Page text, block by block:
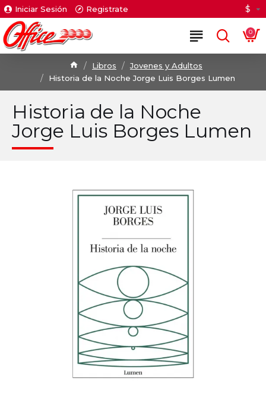
Iniciar Sesión Registrate $
0
Libros
Jovenes y Adultos
Historia de la Noche Jorge Luis Borges Lumen
Historia de la Noche
Jorge Luis Borges Lumen